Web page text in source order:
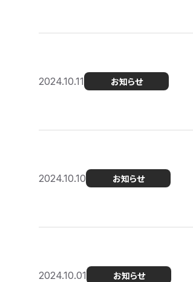
2024.10.11 お知らせ
2024.10.10 お知らせ
2024.10.01 お知らせ